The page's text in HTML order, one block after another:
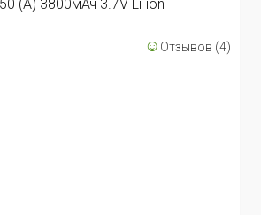
(А) 3800мАч 3.7V Li-ion
☺Отзывов (4)